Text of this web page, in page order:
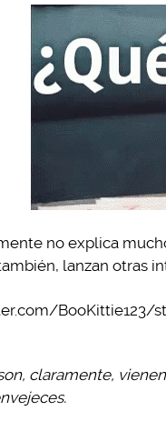
no explica
lanzan otras
BooKittie123/
claramente,